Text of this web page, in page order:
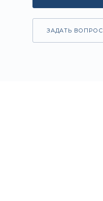
ЗАДАТЬ ВОПРОС